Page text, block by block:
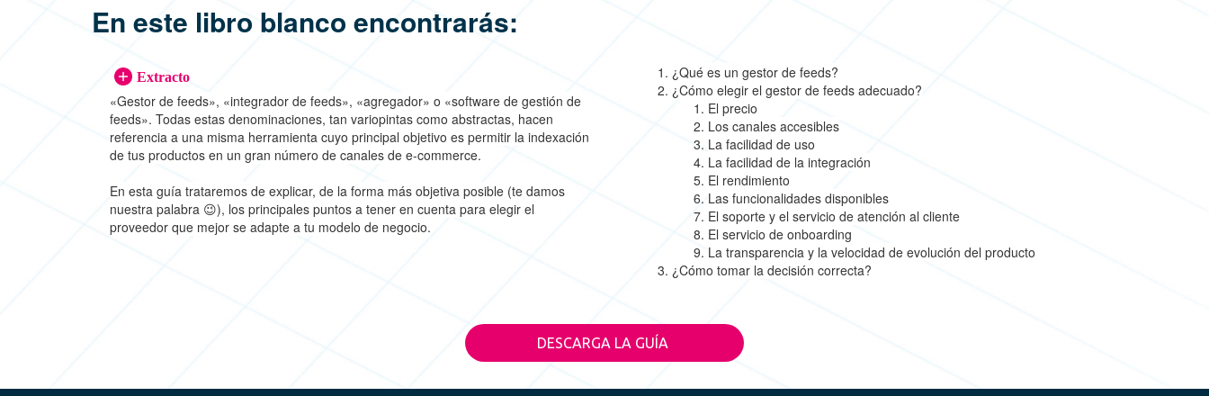
En este libro blanco encontrarás:
Extracto
«Gestor de feeds», «integrador de feeds», «agregador» o «software de gestión de
feeds». Todas estas denominaciones, tan variopintas como abstractas, hacen
referencia a una misma herramienta cuyo principal objetivo es permitir la indexación
de tus productos en un gran número de canales de e-commerce.
En esta guía trataremos de explicar, de la forma más objetiva posible (te damos
nuestra palabra 😉), los principales puntos a tener en cuenta para elegir el
proveedor que mejor se adapte a tu modelo de negocio.
¿Qué es un gestor de feeds?
¿Cómo elegir el gestor de feeds adecuado?
El precio
Los canales accesibles
La facilidad de uso
La facilidad de la integración
El rendimiento
Las funcionalidades disponibles
El soporte y el servicio de atención al cliente
El servicio de onboarding
La transparencia y la velocidad de evolución del producto
¿Cómo tomar la decisión correcta?
DESCARGA LA GUÍA